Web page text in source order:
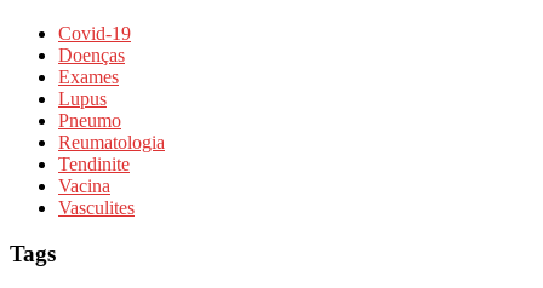
Covid-19
Doenças
Exames
Lupus
Pneumo
Reumatologia
Tendinite
Vacina
Vasculites
Tags